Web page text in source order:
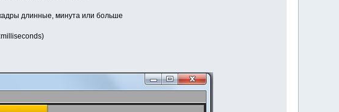
длинные, минута или больше